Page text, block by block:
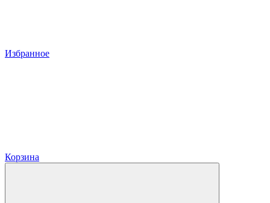
Избранное
Корзина